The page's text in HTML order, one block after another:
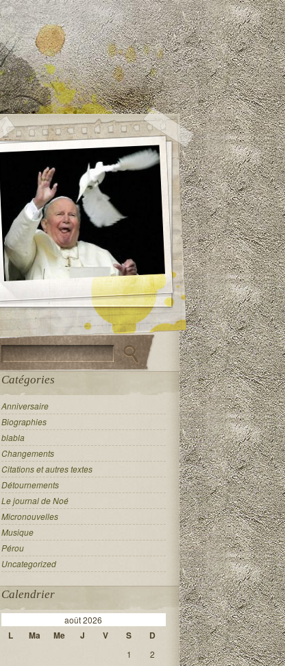
Catégories
Anniversaire
Biographies
blabla
Changements
Citations et autres textes
Détournements
Le journal de Noé
Micronouvelles
Musique
Pérou
Uncategorized
Calendrier
août 2026
L Ma Me J V S D
1
2